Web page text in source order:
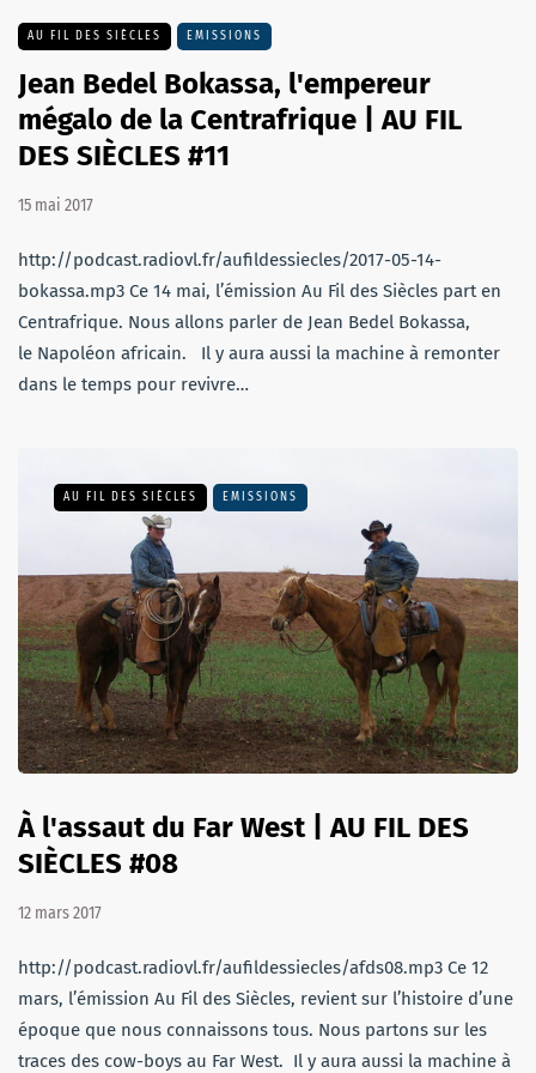
AU FIL DES SIÈCLES EMISSIONS
Jean Bedel Bokassa, l'empereur
mégalo de la Centrafrique | AU FIL
DES SIÈCLES #11
15 mai 2017
http://podcast.radiovl.fr/aufildessiecles/2017-05-14-
bokassa.mp3 Ce 14 mai, l’émission Au Fil des Siècles part en
Centrafrique. Nous allons parler de Jean Bedel Bokassa,
le Napoléon africain. Il y aura aussi la machine à remonter
dans le temps pour revivre…
AU FIL DES SIÈCLES EMISSIONS
À l'assaut du Far West | AU FIL DES
SIÈCLES #08
12 mars 2017
http://podcast.radiovl.fr/aufildessiecles/afds08.mp3 Ce 12
mars, l’émission Au Fil des Siècles, revient sur l’histoire d’une
époque que nous connaissons tous. Nous partons sur les
traces des cow-boys au Far West. Il y aura aussi la machine à